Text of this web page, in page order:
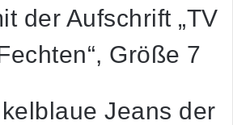
der Aufschrift „TV
Größe 7
Jeans der